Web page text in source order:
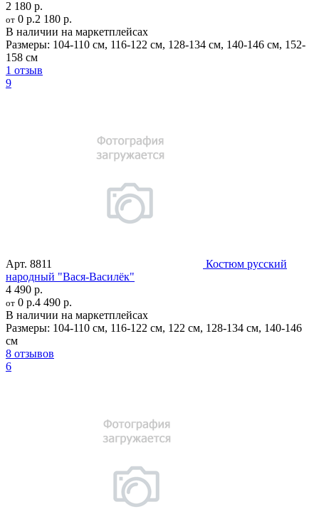
2 180 р.
от 0 р.2 180 р.
В наличии на маркетплейсах
Размеры: 104-110 см, 116-122 см, 128-134 см, 140-146 см, 152-
158 см
1 отзыв
9
Арт. 8811
Костюм русский
народный "Вася-Василёк"
4 490 р.
от 0 р.4 490 р.
В наличии на маркетплейсах
Размеры: 104-110 см, 116-122 см, 122 см, 128-134 см, 140-146
см
8 отзывов
6